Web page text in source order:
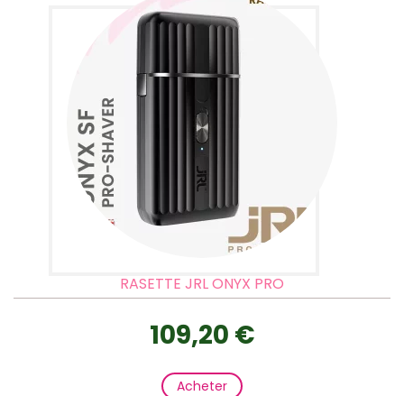
RASETTE JRL ONYX PRO
109,20 €
Acheter